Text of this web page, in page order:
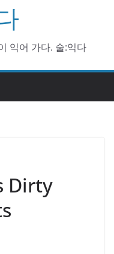
익어 가다. 술:익다
Dirty